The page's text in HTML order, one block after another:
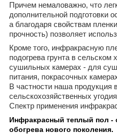
Причем немаловажно, что
дополнительной подготовки
а благодаря свойствам
прочность) позволяет
Кроме того, инфракрасную
подогрева грунта в сельском
сушильных камерах - для
питания, покрасочных
В частности наша продукция
сельскохозяйственных
Спектр применения
Инфракрасный теплый пол -
обогрева нового поколения.